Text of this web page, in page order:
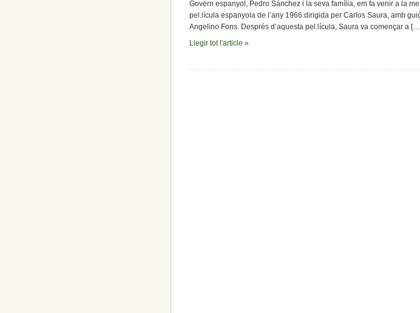
Govern espanyol, Pedro Sánchez i la seva família, em fa venir a la
pel.lícula espanyola de l’any 1966 dirigida per Carlos Saura, amb
Angelino Fons. Després d’aquesta pel.lícula, Saura va començar a
Llegir tot l'article »